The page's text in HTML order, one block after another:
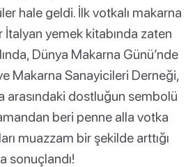
hale geldi. İlk votkalı makarna
yemek kitabında zaten
Dünya Makarna Günü’nde
Makarna Sanayicileri Derneği,
arasındaki dostluğun sembolü
beri penne alla votka
muazzam bir şekilde arttığı
sonuçlandı!